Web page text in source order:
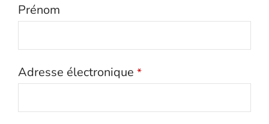
Prénom
Adresse électronique *